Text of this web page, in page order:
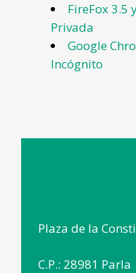
FireFox 3.5
Privada
Google
Incógnito
Plaza de la
C.P.: 28981 Parla